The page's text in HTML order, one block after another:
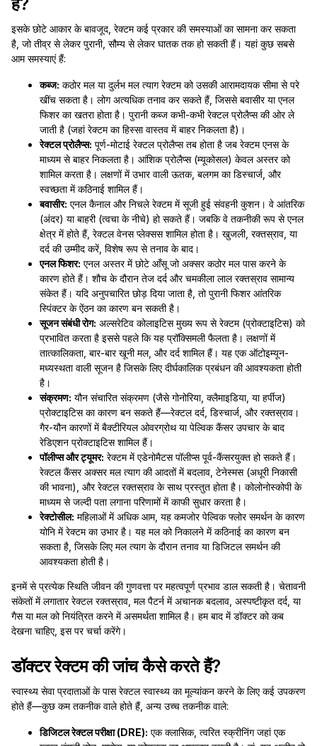
इसके छोटे आकार के बावजूद, रेक्टम कई प्रकार की समस्याओं का सामना कर सकता
है, जो तीव्र से लेकर पुरानी, सौम्य से लेकर घातक तक हो सकती हैं। यहां कुछ सबसे
आम समस्याएं हैं:
कब्ज: कठोर मल या दुर्लभ मल त्याग रेक्टम को उसकी आरामदायक सीमा से परे
खींच सकता है। लोग अत्यधिक तनाव कर सकते हैं, जिससे बवासीर या एनल
फिशर का खतरा होता है। पुरानी कब्ज कभी-कभी रेक्टल प्रोलैप्स की ओर ले
जाती है (जहां रेक्टम का हिस्सा वास्तव में बाहर निकलता है)।
रेक्टल प्रोलैप्स: पूर्ण-मोटाई रेक्टल प्रोलैप्स तब होता है जब रेक्टम एनस के
माध्यम से बाहर निकलता है। आंशिक प्रोलैप्स (म्यूकोसल) केवल अस्तर को
शामिल करता है। लक्षणों में उभार वाली ऊतक, बलगम का डिस्चार्ज, और
स्वच्छता में कठिनाई शामिल हैं।
बवासीर: एनल कैनाल और निचले रेक्टम में सूजी हुई संवहनी कुशन। वे आंतरिक
(अंदर) या बाहरी (त्वचा के नीचे) हो सकते हैं। जबकि वे तकनीकी रूप से एनल
क्षेत्र में होते हैं, रेक्टल वेनस प्लेक्सस शामिल होता है। खुजली, रक्तस्राव, या
दर्द की उम्मीद करें, विशेष रूप से तनाव के बाद।
एनल फिशर: एनल अस्तर में छोटे आँसू जो अक्सर कठोर मल पास करने के
कारण होते हैं। शौच के दौरान तेज दर्द और चमकीला लाल रक्तस्राव सामान्य
संकेत हैं। यदि अनुपचारित छोड़ दिया जाता है, तो पुरानी फिशर आंतरिक
स्पिंक्टर के ऐंठन का कारण बन सकती है।
सूजन संबंधी रोग: अल्सरेटिव कोलाइटिस मुख्य रूप से रेक्टम (प्रोक्टाइटिस) को
प्रभावित करता है इससे पहले कि यह प्रॉक्सिमली फैलता है। लक्षणों में
तात्कालिकता, बार-बार खूनी मल, और दर्द शामिल हैं। यह एक ऑटोइम्यून-
मध्यस्थता वाली सूजन है जिसके लिए दीर्घकालिक प्रबंधन की आवश्यकता होती
है।
संक्रमण: यौन संचारित संक्रमण (जैसे गोनोरिया, क्लैमाइडिया, या हर्पीज)
प्रोक्टाइटिस का कारण बन सकते हैं—रेक्टल दर्द, डिस्चार्ज, और रक्तस्राव।
गैर-यौन कारणों में बैक्टीरियल ओवरग्रोथ या पेल्विक कैंसर उपचार के बाद
रेडिएशन प्रोक्टाइटिस शामिल हैं।
पॉलीप्स और ट्यूमर: रेक्टम में एडेनोमैटस पॉलीप्स पूर्व-कैंसरयुक्त हो सकते हैं।
रेक्टल कैंसर अक्सर मल त्याग की आदतों में बदलाव, टेनेस्मस (अधूरी निकासी
की भावना), और रेक्टल रक्तस्राव के साथ प्रस्तुत होता है। कोलोनोस्कोपी के
माध्यम से जल्दी पता लगाना परिणामों में काफी सुधार करता है।
रेक्टोसील: महिलाओं में अधिक आम, यह कमजोर पेल्विक फ्लोर समर्थन के कारण
योनि में रेक्टम का उभार है। यह मल को निकालने में कठिनाई का कारण बन
सकता है, जिसके लिए मल त्याग के दौरान तनाव या डिजिटल समर्थन की
आवश्यकता होती है।
इनमें से प्रत्येक स्थिति जीवन की गुणवत्ता पर महत्वपूर्ण प्रभाव डाल सकती है। चेतावनी
संकेतों में लगातार रेक्टल रक्तस्राव, मल पैटर्न में अचानक बदलाव, अस्पष्टीकृत दर्द, या
गैस या मल को नियंत्रित करने में असमर्थता शामिल है। हम बाद में डॉक्टर को कब
देखना चाहिए, इस पर चर्चा करेंगे।
डॉक्टर रेक्टम की जांच कैसे करते हैं?
स्वास्थ्य सेवा प्रदाताओं के पास रेक्टल स्वास्थ्य का मूल्यांकन करने के लिए कई उपकरण
होते हैं—कुछ कम तकनीक वाले होते हैं, अन्य उच्च तकनीक वाले:
डिजिटल रेक्टल परीक्षा (DRE): एक क्लासिक, त्वरित स्क्रीनिंग जहां एक